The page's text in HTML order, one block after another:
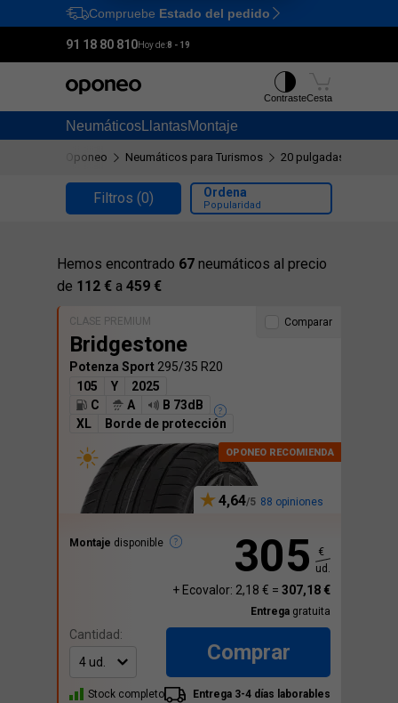
Ctrl M
Compruebe Estado del pedido
91 18 80 810Hoy de:8 - 19
Neumáticos LlantasMontaje
ContrasteCesta
Oponeo Neumáticos para Turismos 20 pulgadas
Filtros (0)
Hemos encontrado 67 neumáticos al precio
de 112 € a 459 €
Ordena
Popularidad
CLASE PREMIUM
Bridgestone
Potenza Sport 295/35 R20
105
Y
2025
C
A
B 73dB
XL
Borde de protección
4,64 88 opiniones
Montaje disponible
Comparar
305
€
ud.
+ Ecovalor: 2,18 € = 307,18 €
Entrega gratuita
Cantidad:
Comprar
Stock completo Entrega 3-4 días laborables